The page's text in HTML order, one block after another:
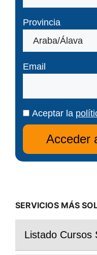
Provincia
Email
Aceptar la
SERVICIOS MÁS
Listado Cursos